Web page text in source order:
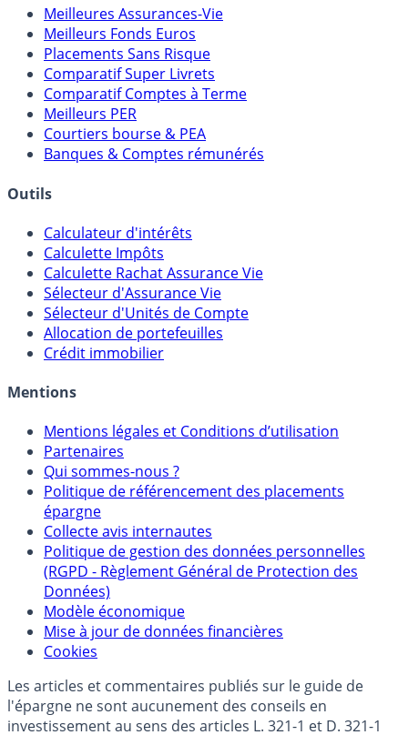
Comparatifs
Meilleures Assurances-Vie
Meilleurs Fonds Euros
Placements Sans Risque
Comparatif Super Livrets
Comparatif Comptes à Terme
Meilleurs PER
Banques & Comptes rémunérés
Outils
Calculateur d'intérêts
Calculette Impôts
Calculette Rachat Assurance Vie
Sélecteur d'Assurance Vie
Sélecteur d'Unités de Compte
Crédit immobilier
Mentions
Mentions légales et Conditions d’utilisation
Partenaires
Qui sommes-nous ?
Politique de référencement des placements
épargne
Collecte avis internautes
Politique de gestion des données personnelles
(RGPD - Règlement Général de Protection des
Données)
Modèle économique
Cookies
Les articles et commentaires publiés sur le guide de